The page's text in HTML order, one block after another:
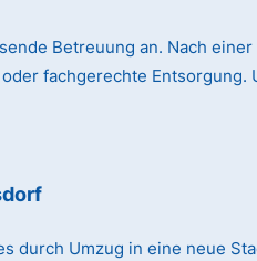
Betreuung an. Nach
fachgerechte
durch Umzug in eine neue